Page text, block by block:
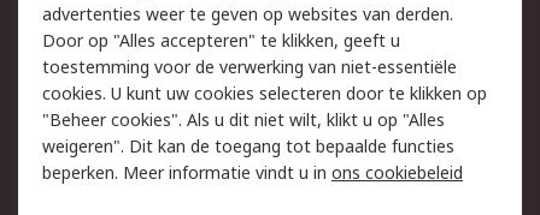
Wettelijk
Cookiebeleid
Email veiligheid
Privacybeleid
Websitevoorwaarden
Algemene
verkoopvoorwaarden
advertenties weer te geven op websites van derden.
Door op "Alles accepteren" te klikken, geeft u
toestemming voor de verwerking van niet-essentiële
cookies. U kunt uw cookies selecteren door te klikken op
"Beheer cookies". Als u dit niet wilt, klikt u op "Alles
weigeren". Dit kan de toegang tot bepaalde functies
beperken. Meer informatie vindt u in ons cookiebeleid